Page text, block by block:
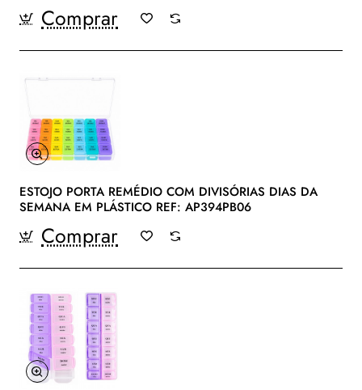
Comprar
ESTOJO PORTA REMÉDIO COM DIVISÓRIAS DIAS DA
SEMANA EM PLÁSTICO REF: AP394PB06
Comprar